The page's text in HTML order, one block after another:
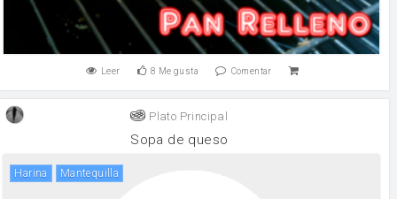
Leer 8 Me gusta Comentar
Plato Principal
Sopa de queso
harina mantequilla